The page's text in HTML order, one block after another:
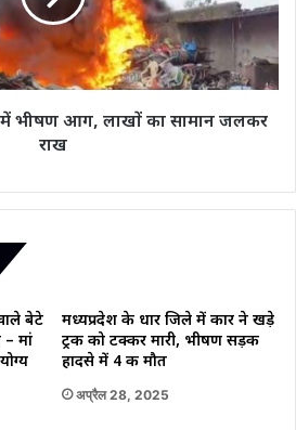
में भीषण आग, लाखों का सामान जलकर
राख
बेटे
– मां
मध्यप्रदेश के धार जिले में कार ने खड़े
ट्रक को टक्कर मारी, भीषण सड़क
हादसे में 4 की मौत
अप्रैल 28, 2025